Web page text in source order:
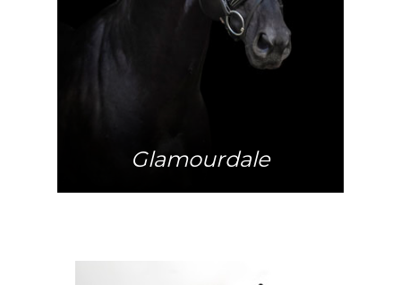
Mehr Info
Glamourdale